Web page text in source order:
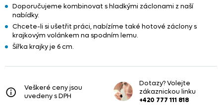
Doporučujeme kombinovat s hladkými záclonami z naší
nabídky.
Chcete-li si ušetřit práci, nabízíme také hotové záclony s
krajkovým volánkem na spodním lemu.
Šířka krajky je 6 cm.
Veškeré ceny jsou
uvedeny s DPH
Dotazy? Volejte
zákaznickou linku
+420 777 111 818